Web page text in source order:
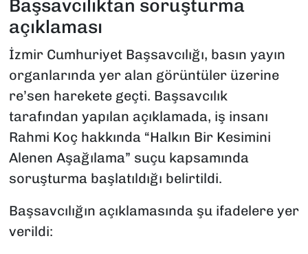
Başsavcılıktan soruşturma
açıklaması
İzmir Cumhuriyet Başsavcılığı, basın yayın
organlarında yer alan görüntüler üzerine
re’sen harekete geçti. Başsavcılık
tarafından yapılan açıklamada, iş insanı
Rahmi Koç hakkında “Halkın Bir Kesimini
Alenen Aşağılama” suçu kapsamında
soruşturma başlatıldığı belirtildi.
Başsavcılığın açıklamasında şu ifadelere yer
verildi: